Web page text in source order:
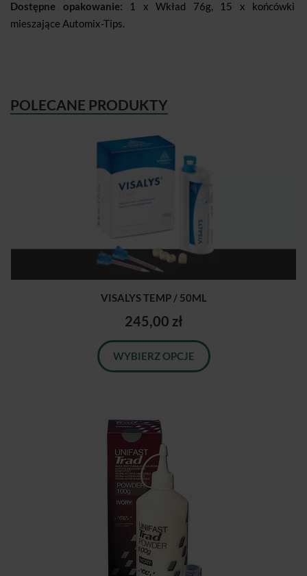
Dostępne opakowanie: 1 x Wkład 76g, 15 x końcówki
mieszające Automix-Tips.
POLECANE PRODUKTY
VISALYS TEMP / 50ML
245,00 zł
WYBIERZ OPCJE